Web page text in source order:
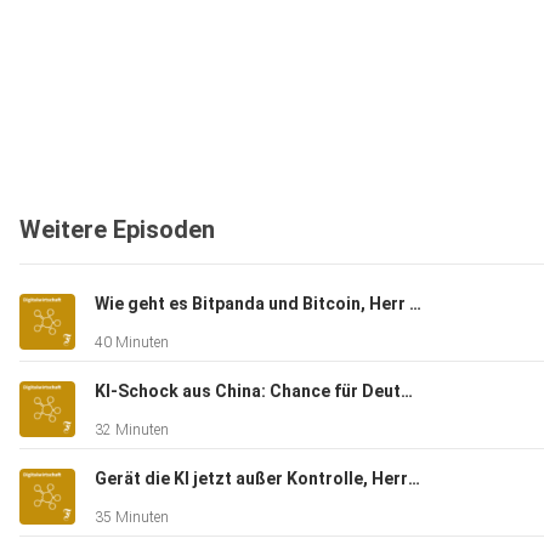
Weitere Episoden
Wie geht es Bitpanda und Bitcoin, Herr Enzersdorfer-Konrad?
40 Minuten
KI-Schock aus China: Chance für Deutschland?
32 Minuten
Gerät die KI jetzt außer Kontrolle, Herr Krüger?
35 Minuten